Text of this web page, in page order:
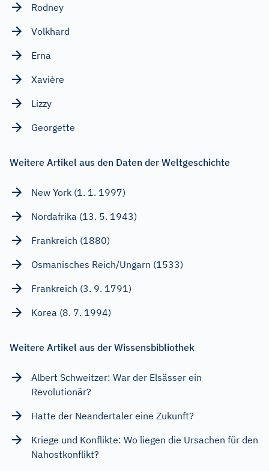
Rodney
Volkhard
Erna
Xavière
Lizzy
Georgette
Weitere Artikel aus den Daten der Weltgeschichte
New York (1. 1. 1997)
Nordafrika (13. 5. 1943)
Frankreich (1880)
Osmanisches Reich/Ungarn (1533)
Frankreich (3. 9. 1791)
Korea (8. 7. 1994)
Weitere Artikel aus der Wissensbibliothek
Albert Schweitzer: War der Elsässer ein
Revolutionär?
Hatte der Neandertaler eine Zukunft?
Kriege und Konflikte: Wo liegen die Ursachen für den
Nahostkonflikt?